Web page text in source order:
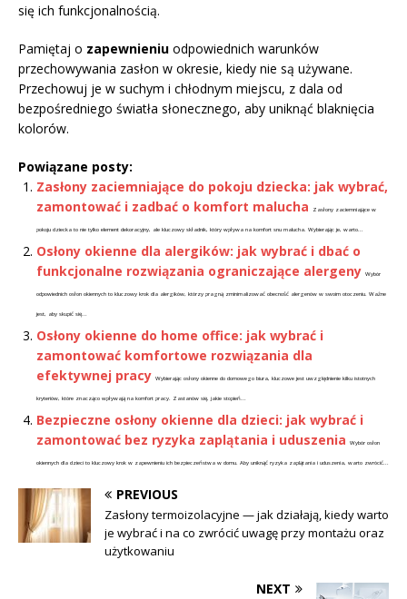
się ich funkcjonalnością.
Pamiętaj o zapewnieniu odpowiednich warunków
przechowywania zasłon w okresie, kiedy nie są używane.
Przechowuj je w suchym i chłodnym miejscu, z dala od
bezpośredniego światła słonecznego, aby uniknąć blaknięcia
kolorów.
Powiązane posty:
Zasłony zaciemniające do pokoju dziecka: jak wybrać,
zamontować i zadbać o komfort malucha
Zasłony zaciemniające w
pokoju dziecka to nie tylko element dekoracyjny, ale kluczowy składnik, który wpływa na komfort snu malucha. Wybierając je, warto...
Osłony okienne dla alergików: jak wybrać i dbać o
funkcjonalne rozwiązania ograniczające alergeny Wybór
odpowiednich osłon okiennych to kluczowy krok dla alergików, którzy pragną zminimalizować obecność alergenów w swoim otoczeniu. Ważne
jest, aby skupić się...
Osłony okienne do home office: jak wybrać i
zamontować komfortowe rozwiązania dla
efektywnej pracy Wybierając osłony okienne do domowego biura, kluczowe jest uwzględnienie kilku istotnych
kryteriów, które znacząco wpływają na komfort pracy. Zastanów się, jakie stopień...
Bezpieczne osłony okienne dla dzieci: jak wybrać i
zamontować bez ryzyka zaplątania i uduszenia
Wybór osłon
okiennych dla dzieci to kluczowy krok w zapewnieniu ich bezpieczeństwa w domu. Aby uniknąć ryzyka zaplątania i uduszenia, warto zwrócić...
PREVIOUS
Zasłony termoizolacyjne — jak działają, kiedy warto
je wybrać i na co zwrócić uwagę przy montażu oraz
użytkowaniu
NEXT